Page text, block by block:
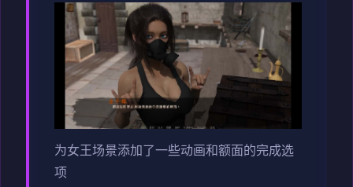
为女王场景添加了一些动画和额面的完成选
项